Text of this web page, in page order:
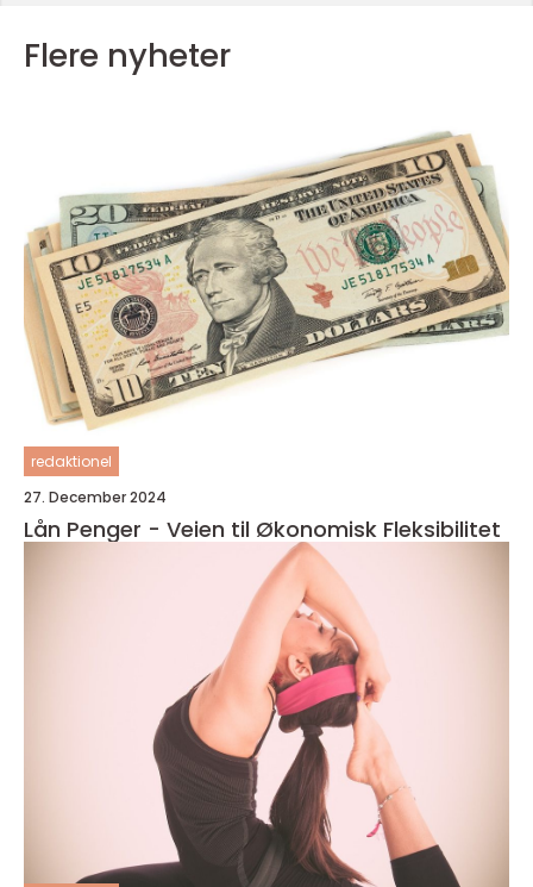
Flere nyheter
redaktionel
27. December 2024
Lån Penger - Veien til Økonomisk Fleksibilitet